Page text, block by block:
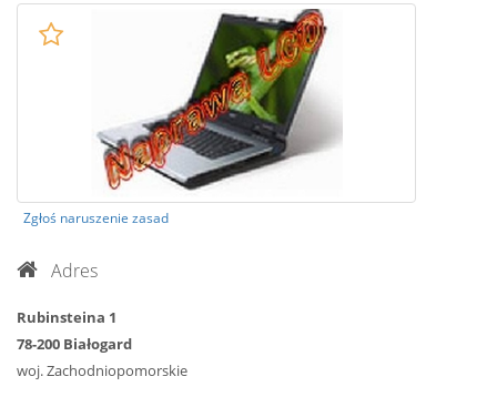
Zgłoś naruszenie zasad
Adres
Rubinsteina 1
78-200 Białogard
woj. Zachodniopomorskie